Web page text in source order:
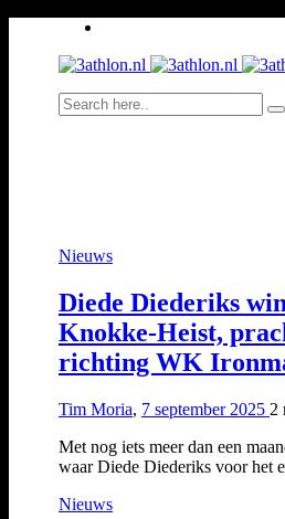
Nieuws
Diede Diederiks
Knokke-Heist,
richting WK
Tim Moria, 7 september 2025 2
Met nog iets meer dan een
waar Diede Diederiks voor het
Nieuws